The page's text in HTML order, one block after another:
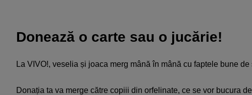
Donează o carte sau o jucărie!
La VIVO!, veselia și joaca merg mână în mână cu faptele bune
Donația ta va merge către copiii din orfelinate, ce se vor bucura